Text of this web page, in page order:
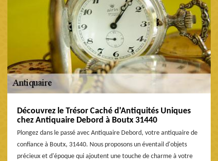
Découvrez le Trésor Caché d'Antiquités Uniques
chez Antiquaire Debord à Boutx 31440
Plongez dans le passé avec Antiquaire Debord, votre antiquaire de
confiance à Boutx, 31440. Nous proposons un éventail d'objets
précieux et d'époque qui ajoutent une touche de charme à votre